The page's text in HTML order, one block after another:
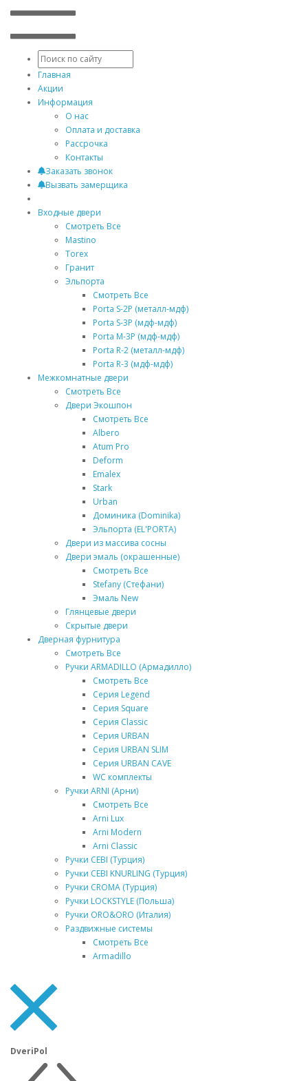
Главная
Акции
Информация
О нас
Оплата и доставка
Рассрочка
Контакты
Заказать звонок
Вызвать замерщика
Входные двери
Смотреть Все
Mastino
Torex
Гранит
Эльпорта
Смотреть Все
Porta S-2P (металл-мдф)
Porta S-3P (мдф-мдф)
Porta M-3P (мдф-мдф)
Porta R-2 (металл-мдф)
Porta R-3 (мдф-мдф)
Межкомнатные двери
Смотреть Все
Двери Экошпон
Смотреть Все
Albero
Atum Pro
Deform
Emalex
Stark
Urban
Доминика (Dominika)
Эльпорта (EL'PORTA)
Двери из массива сосны
Двери эмаль (окрашенные)
Смотреть Все
Stefany (Стефани)
Эмаль New
Глянцевые двери
Скрытые двери
Дверная фурнитура
Смотреть Все
Ручки ARMADILLO (Армадилло)
Смотреть Все
Серия Legend
Серия Square
Серия Classic
Серия URBAN
Серия URBAN SLIM
Серия URBAN CAVE
WC комплекты
Ручки ARNI (Арни)
Смотреть Все
Arni Lux
Arni Modern
Arni Classic
Ручки CEBI (Турция)
Ручки CEBI KNURLING (Турция)
Ручки CROMA (Турция)
Ручки LOCKSTYLE (Польша)
Ручки ORO&ORO (Италия)
Раздвижные системы
Смотреть Все
Armadillo
DveriPol